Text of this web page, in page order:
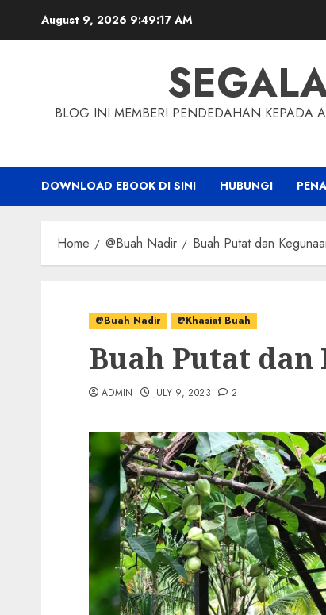
August 9, 2026 9:49:19 AM
BLOG INI MEMBERI PENDEDAHAN KEPADA
DOWNLOAD EBOOK DI SINI HUBUNGI
Home @Buah Nadir Buah Putat dan
@Buah Nadir @Khasiat Buah
Buah Putat dan
ADMIN JULY 9, 2023 2